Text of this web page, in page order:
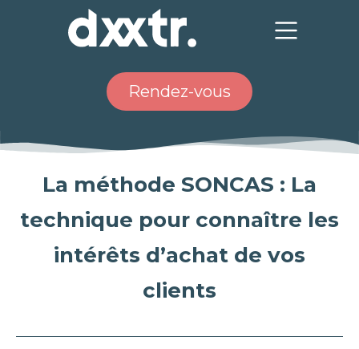
Rendez-vous
La méthode SONCAS : La
technique pour connaître les
intérêts d’achat de vos
clients